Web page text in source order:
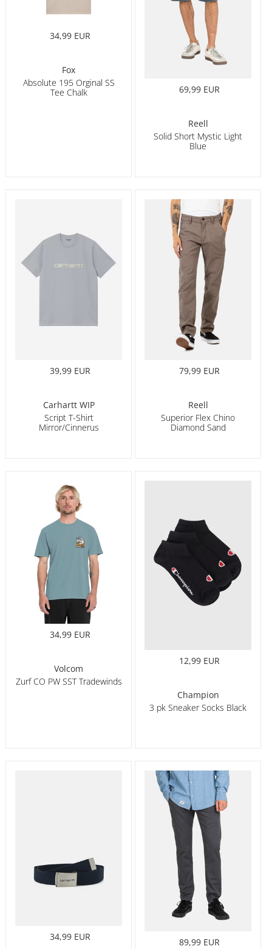
34,99 EUR
Fox
Absolute 195 Orginal SS
Tee Chalk
69,99 EUR
Reell
Solid Short Mystic Light
Blue
39,99 EUR
Carhartt WIP
Script T-Shirt
Mirror/Cinnerus
79,99 EUR
Reell
Superior Flex Chino
Diamond Sand
34,99 EUR
Volcom
Zurf CO PW SST Tradewinds
12,99 EUR
Champion
3 pk Sneaker Socks Black
34,99 EUR
89,99 EUR